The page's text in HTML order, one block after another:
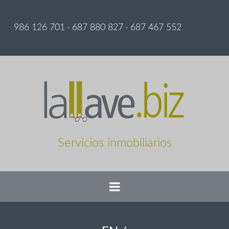
986 126 701 · 687 880 827 · 687 467 552
Servicios inmobiliarios